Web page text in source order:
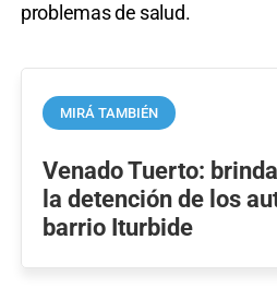
problemas de salud.
MIRÁ TAMBIÉN
Venado Tuerto:
la detención de los
barrio Iturbide